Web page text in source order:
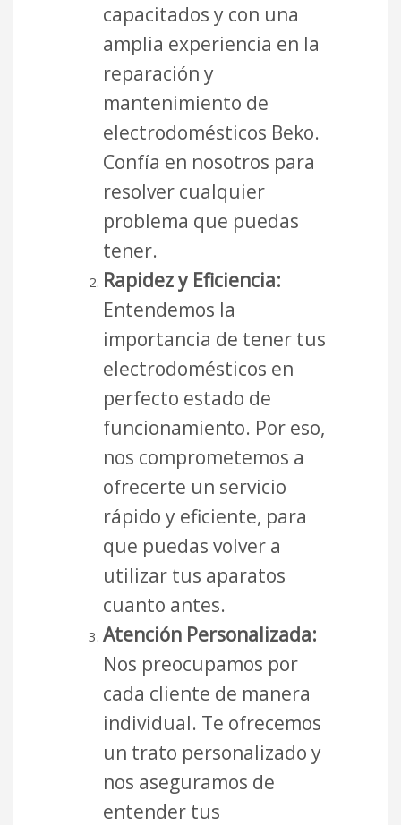
capacitados y con una
amplia experiencia en la
reparación y
mantenimiento de
electrodomésticos Beko.
Confía en nosotros para
resolver cualquier
problema que puedas
tener.
Rapidez y Eficiencia:
Entendemos la
importancia de tener tus
electrodomésticos en
perfecto estado de
funcionamiento. Por eso,
nos comprometemos a
ofrecerte un servicio
rápido y eficiente, para
que puedas volver a
utilizar tus aparatos
cuanto antes.
Atención Personalizada:
Nos preocupamos por
cada cliente de manera
individual. Te ofrecemos
un trato personalizado y
nos aseguramos de
entender tus